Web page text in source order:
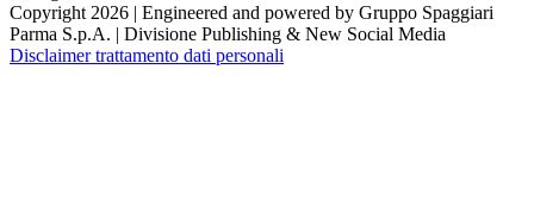
Copyright 2026 | Engineered and powered by Gruppo Spaggiari
Parma S.p.A. | Divisione Publishing & New Social Media
Disclaimer trattamento dati personali